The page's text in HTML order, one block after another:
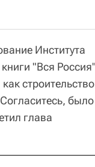
Института
"Вся
строительство
глава